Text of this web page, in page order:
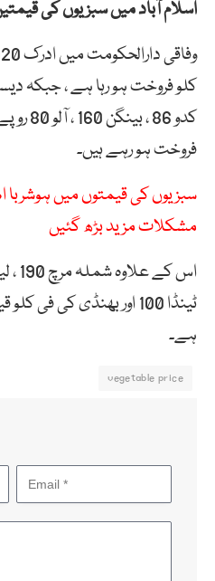
اسلام آباد میں سبزیوں کی
فروخت ہو رہے ہیں۔
سبزیوں کی قیمتوں میں ہوشربا
مشکلات مزید بڑھ گئیں
ہے۔
vegetable price